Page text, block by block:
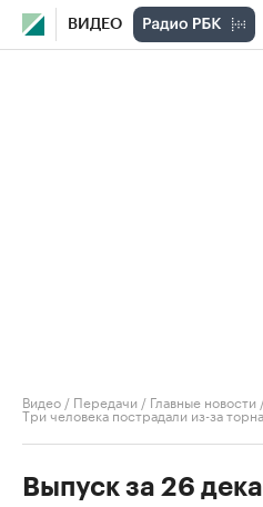
ВИДЕО
Видео / Передачи / Главные новости
Три человека пострадали из-за
Выпуск за 26